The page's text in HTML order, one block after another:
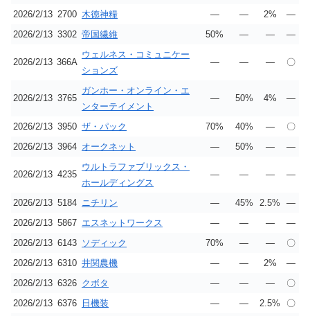
2026/2/13 2700 木徳神糧 ― ― 2%
―
2026/2/13 3302 帝国繊維 50% ― ― ―
2026/2/13 366A
ウェルネス・コミュニケー
ションズ
― ― ― 〇
2026/2/13 3765
ガンホー・オンライン・エ
ンターテイメント
― 50% 4% ―
2026/2/13 3950 ザ・パック 70% 40% ―
〇
2026/2/13 3964 オークネット ― 50% ― ―
2026/2/13 4235
ウルトラファブリックス・
ホールディングス
― ― ― ―
2026/2/13 5184 ニチリン ― 45% 2.5%
―
2026/2/13 5867 エスネットワークス ― ― ―
―
2026/2/13 6143 ソディック 70% ― ―
〇
2026/2/13 6310 井関農機 ― ― 2%
―
2026/2/13 6326 クボタ ― ― ―
〇
2026/2/13 6376 日機装 ― ― 2.5% 〇